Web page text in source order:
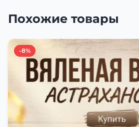
Похожие товары
-8%